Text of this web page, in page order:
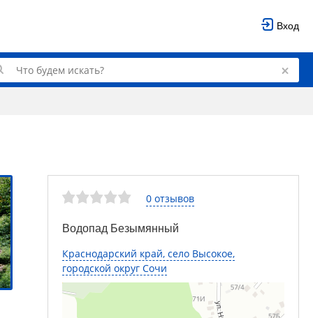
Вход
0 отзывов
Водопад Безымянный
Краснодарский край, село Высокое,
городской округ Сочи